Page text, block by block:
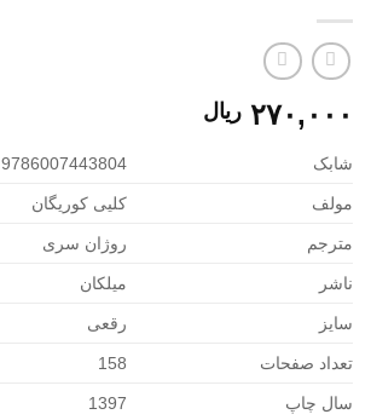
۲۷۰,۰۰۰ ریال
شابک 9786007443804
مولف کلیی کوریگان
مترجم روژان سری
ناشر میلکان
سایز رقعی
تعداد صفحات 158
سال چاپ 1397